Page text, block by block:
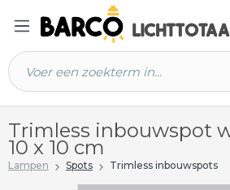
hoofdinhoud
Trimless inbouwspot
10 x 10 cm
Lampen Spots Trimless inbouwspots